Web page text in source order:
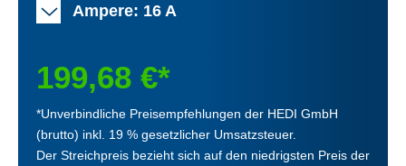
Ampere: 16 A
199,68 €*
*Unverbindliche Preisempfehlungen der HEDI GmbH
(brutto) inkl. 19 % gesetzlicher Umsatzsteuer.
Der Streichpreis bezieht sich auf den niedrigsten Preis der